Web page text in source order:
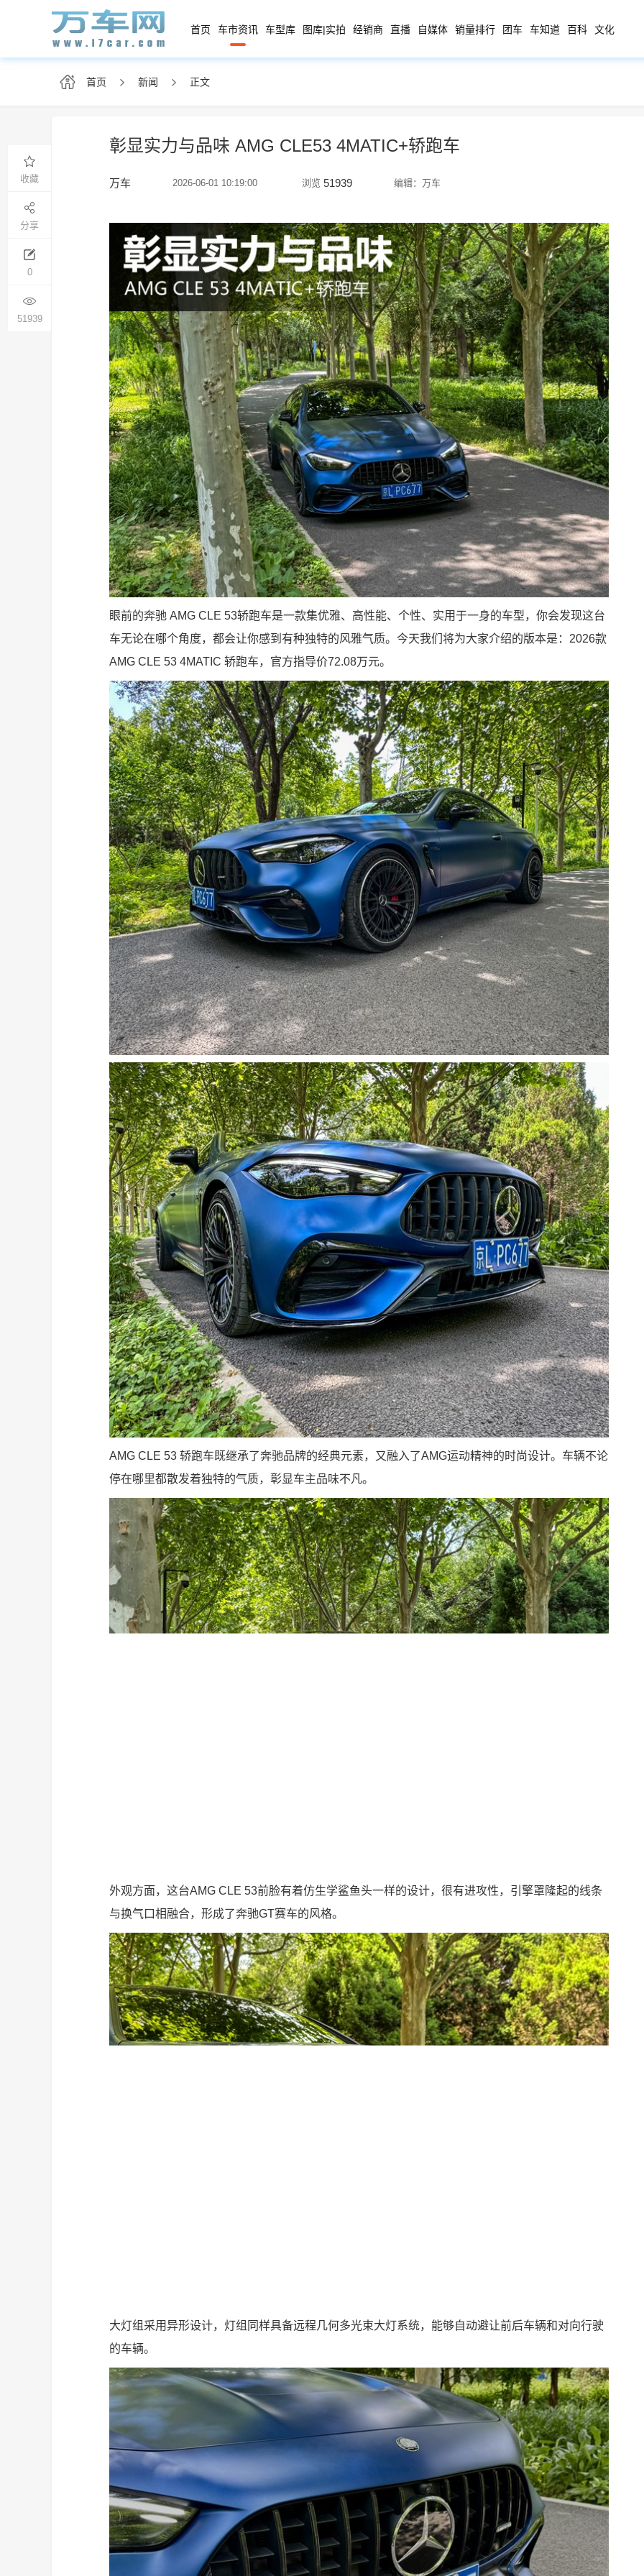
首页 车市资讯 车型库 图库|实拍 经销商 直播 自媒体 销量排行 团车 车知道 百科 文化
首页 新闻 正文
彰显实力与品味 AMG CLE53 4MATIC+轿跑车
万车 2026-06-01 10:19:00 浏览 51939 编辑：万车
收藏
分享
0
51939
眼前的奔驰 AMG CLE 53轿跑车是一款集优雅、高性能、个性、实用于一身的车型，你会发现这台
车无论在哪个角度，都会让你感到有种独特的风雅气质。今天我们将为大家介绍的版本是：2026款
AMG CLE 53 4MATIC 轿跑车，官方指导价72.08万元。
AMG CLE 53 轿跑车既继承了奔驰品牌的经典元素，又融入了AMG运动精神的时尚设计。车辆不论
停在哪里都散发着独特的气质，彰显车主品味不凡。
外观方面，这台AMG CLE 53前脸有着仿生学鲨鱼头一样的设计，很有进攻性，引擎罩隆起的线条
与换气口相融合，形成了奔驰GT赛车的风格。
大灯组采用异形设计，灯组同样具备远程几何多光束大灯系统，能够自动避让前后车辆和对向行驶
的车辆。